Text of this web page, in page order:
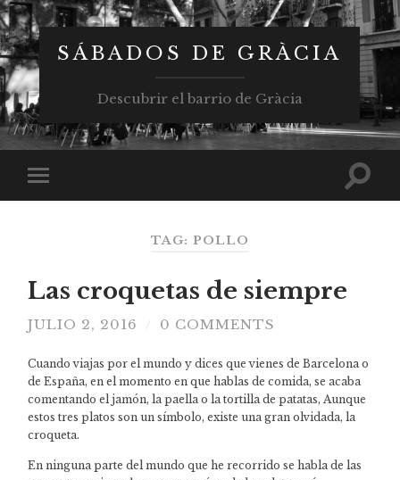
SÁBADOS DE GRÀCIA
Descubrir el barrio de Gràcia
TAG: POLLO
Las croquetas de siempre
JULIO 2, 2016 0 COMMENTS
Cuando viajas por el mundo y dices que vienes de Barcelona o
de España, en el momento en que hablas de comida, se acaba
comentando el jamón, la paella o la tortilla de patatas, Aunque
estos tres platos son un símbolo, existe una gran olvidada, la
croqueta.
En ninguna parte del mundo que he recorrido se habla de las